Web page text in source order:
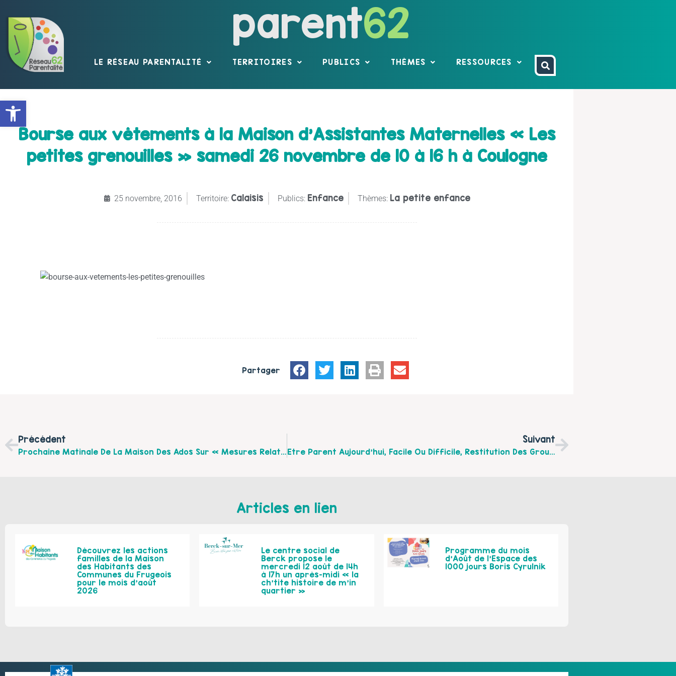
Ouvrir la barre d’outils
parent62
LE RÉSEAU PARENTALITÉ TERRITOIRES PUBLICS THÈMES RESSOURCES
Bourse aux vêtements à la Maison d’Assistantes Maternelles « Les
petites grenouilles » samedi 26 novembre de 10 à 16 h à Coulogne
25 novembre, 2016 Territoire: Calaisis Publics: Enfance Thèmes: La petite enfance
Partager
Précédent
Prochaine Matinale De La Maison Des Ados Sur « Mesures Relatives Aux Enfants En Cas De Séparation » Vendredi 16 Décembre 2016 De 9h30 À 12h00
Suivant
Etre Parent Aujourd’hui, Facile Ou Difficile, Restitution Des Groupes De Parents De Calais Et Marck Pendant La Quinzaine De La Parentalité
Articles en lien
Découvrez les actions
familles de la Maison
des Habitants des
Communes du Frugeois
pour le mois d’août
2026
Le centre social de
Berck propose le
mercredi 12 août de 14h
à 17h un après-midi « la
ch’tite histoire de m’in
quartier »
Programme du mois
d’Août de l’Espace des
1000 jours Boris Cyrulnik